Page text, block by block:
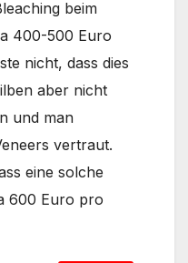
beim
400-500 Euro
nicht, dass dies
aber nicht
und man
vertraut.
eine solche
600 Euro pro